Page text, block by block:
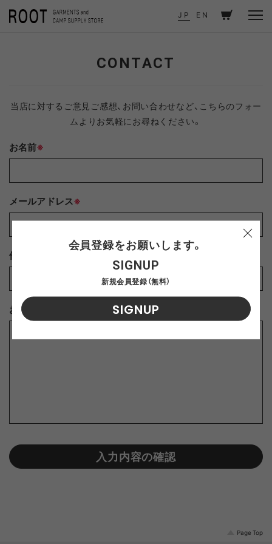
JP EN
TOP CONTACT
CONTACT
当店に対するご意見ご感想、お問い合わせなど、こちらのフォー
ムよりお気軽にお尋ねください。
お名前※
メールアドレス※
件名
お問合せ内容
入力内容の確認
Page Top
会員登録をお願いします。
SIGNUP
新規会員登録（無料）
SIGNUP